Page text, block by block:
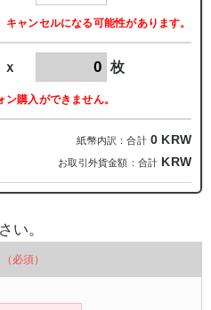
ャンセルになる可能性があります。
ｘ 枚
購入ができません。
紙幣内訳：合計 0 KRW
お取引外貨金額：合計 KRW
い。
（必須）